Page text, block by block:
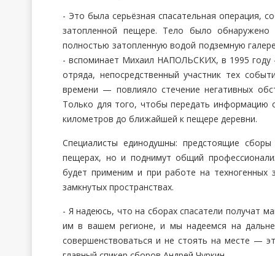
- Это была серьёзная спасательная операция,
затопленной пещере. Тело было
полностью затопленную водой подземную
- вспоминает Михаил НАПОЛЬСКИХ, в 1995 году
отряда, непосредственный участник тех
времени — повлияло стечение негативных
Только для того, чтобы передать информацию
километров до ближайшей к пещере деревни.
Специалисты единодушны: предстоящие
пещерах, но и поднимут общий
будет применим и при работе на техногенных
замкнутых пространствах.
- Я надеюсь, что на сборах спасатели получат
им в вашем регионе, и мы надеемся на
совершенствоваться и не стоять на месте —